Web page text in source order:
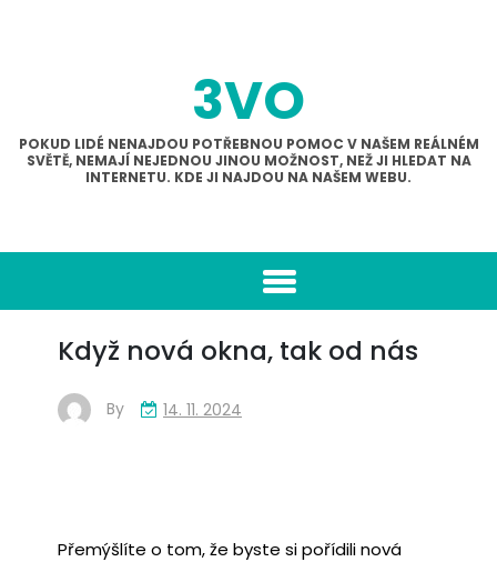
3VO
POKUD LIDÉ NENAJDOU POTŘEBNOU POMOC V NAŠEM REÁLNÉM
SVĚTĚ, NEMAJÍ NEJEDNOU JINOU MOŽNOST, NEŽ JI HLEDAT NA
INTERNETU. KDE JI NAJDOU NA NAŠEM WEBU.
Když nová okna, tak od nás
By 14. 11. 2024
Přemýšlíte o tom, že byste si pořídili nová